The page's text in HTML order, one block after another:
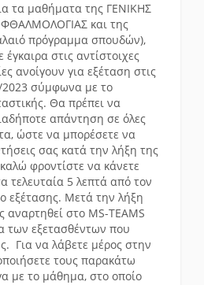
τα μαθήματα της ΓΕΝΙΚΗΣ
και της
πρόγραμμα σπουδών),
στις αντίστοιχες
ανοίγουν για εξέταση στις
2023 σύμφωνα με το
Θα πρέπει να
απάντηση σε όλες
ώστε να μπορέσετε να
σας κατά την λήξη της
φροντίστε να κάνετε
τελευταία 5 λεπτά από τον
εξέτασης. Μετά την λήξη
αναρτηθεί στο MS-TEAMS
των εξετασθέντων που
Για να λάβετε μέρος στην
τους παρακάτω
με το μάθημα, στο οποίο